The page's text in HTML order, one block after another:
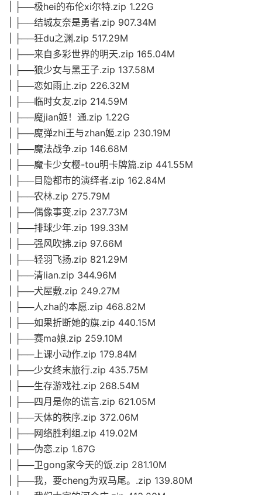
| ├──极hei的布伦xi尔特.zip 1.22G
| ├──结城友奈是勇者.zip 907.34M
| ├──狂du之渊.zip 517.29M
| ├──来自多彩世界的明天.zip 165.04M
| ├──狼少女与黑王子.zip 137.58M
| ├──恋如雨止.zip 226.32M
| ├──临时女友.zip 214.59M
| ├──魔jian姬！通.zip 1.22G
| ├──魔弹zhi王与zhan姬.zip 230.19M
| ├──魔法战争.zip 146.68M
| ├──魔卡少女樱-tou明卡牌篇.zip 441.55M
| ├──目隐都市的演绎者.zip 162.84M
| ├──农林.zip 275.79M
| ├──偶像事变.zip 237.73M
| ├──排球少年.zip 199.33M
| ├──强风吹拂.zip 97.66M
| ├──轻羽飞扬.zip 821.29M
| ├──清lian.zip 344.96M
| ├──犬屋敷.zip 249.27M
| ├──人zha的本愿.zip 468.82M
| ├──如果折断她的旗.zip 440.15M
| ├──赛ma娘.zip 259.10M
| ├──上课小动作.zip 179.84M
| ├──少女终末旅行.zip 435.75M
| ├──生存游戏社.zip 268.54M
| ├──四月是你的谎言.zip 621.05M
| ├──天体的秩序.zip 372.06M
| ├──网络胜利组.zip 419.02M
| ├──伪恋.zip 1.67G
| ├──卫gong家今天的饭.zip 281.10M
| ├──我，要cheng为双马尾。.zip 139.80M